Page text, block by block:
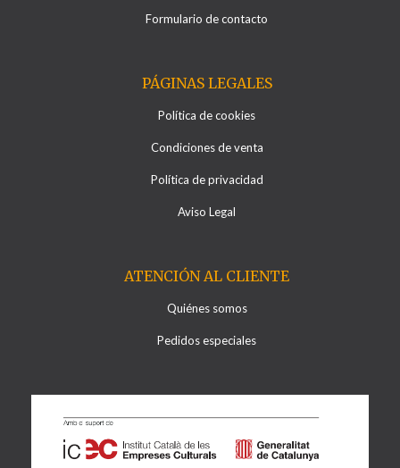
Formulario de contacto
PÁGINAS LEGALES
Política de cookies
Condiciones de venta
Política de privacidad
Aviso Legal
ATENCIÓN AL CLIENTE
Quiénes somos
Pedidos especiales